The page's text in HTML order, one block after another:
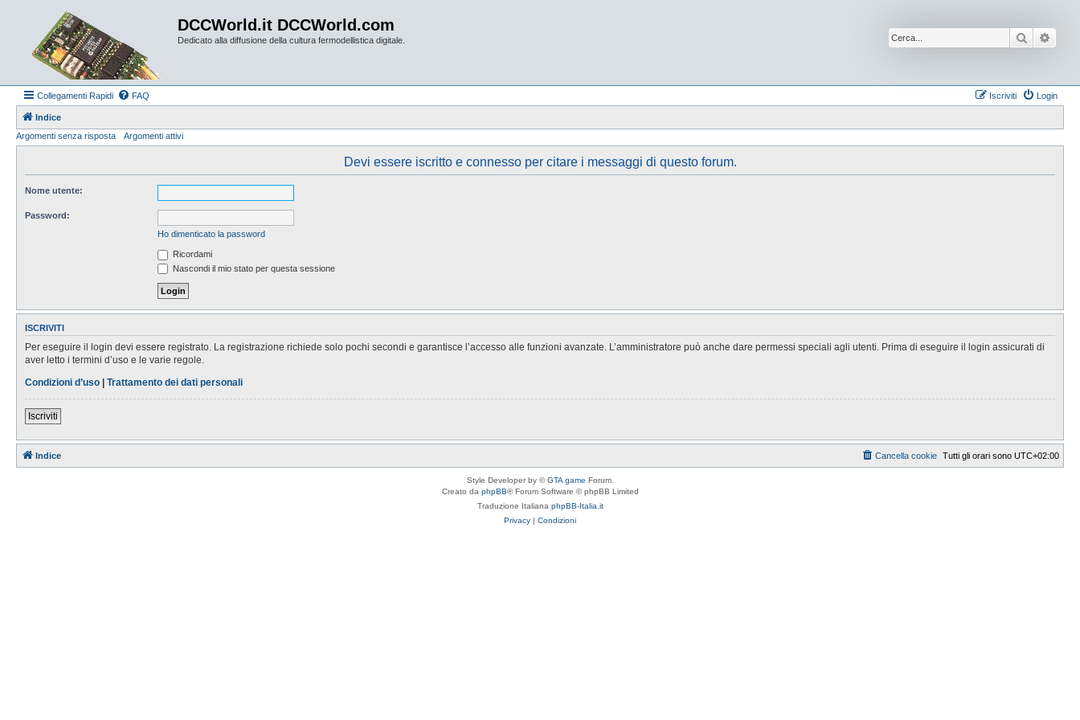
DCCWorld.it DCCWorld.com
Dedicato alla diffusione della cultura fermodellistica digitale. Cerca
Collegamenti Rapidi FAQ Login
Iscriviti
Indice
Argomenti senza risposta
Argomenti attivi
Devi essere iscritto e connesso per citare i messaggi di questo forum.
Nome utente:
Password:
Ho dimenticato la password
Ricordami
Nascondi il mio stato per questa sessione
ISCRIVITI
Per eseguire il login devi essere registrato. La registrazione richiede solo pochi secondi e garantisce l’accesso alle funzioni avanzate. L’amministratore può anche dare permessi speciali agli utenti. Prima di eseguire il login assicurati di
aver letto i termini d’uso e le varie regole.
Condizioni d’uso | Trattamento dei dati personali
Iscriviti
Indice Tutti gli orari sono UTC+02:00
Cancella cookie
Style Developer by ©GTA game Forum.
Creato da phpBB® Forum Software © phpBB Limited
Traduzione Italiana phpBB-Italia.it
Privacy | Condizioni